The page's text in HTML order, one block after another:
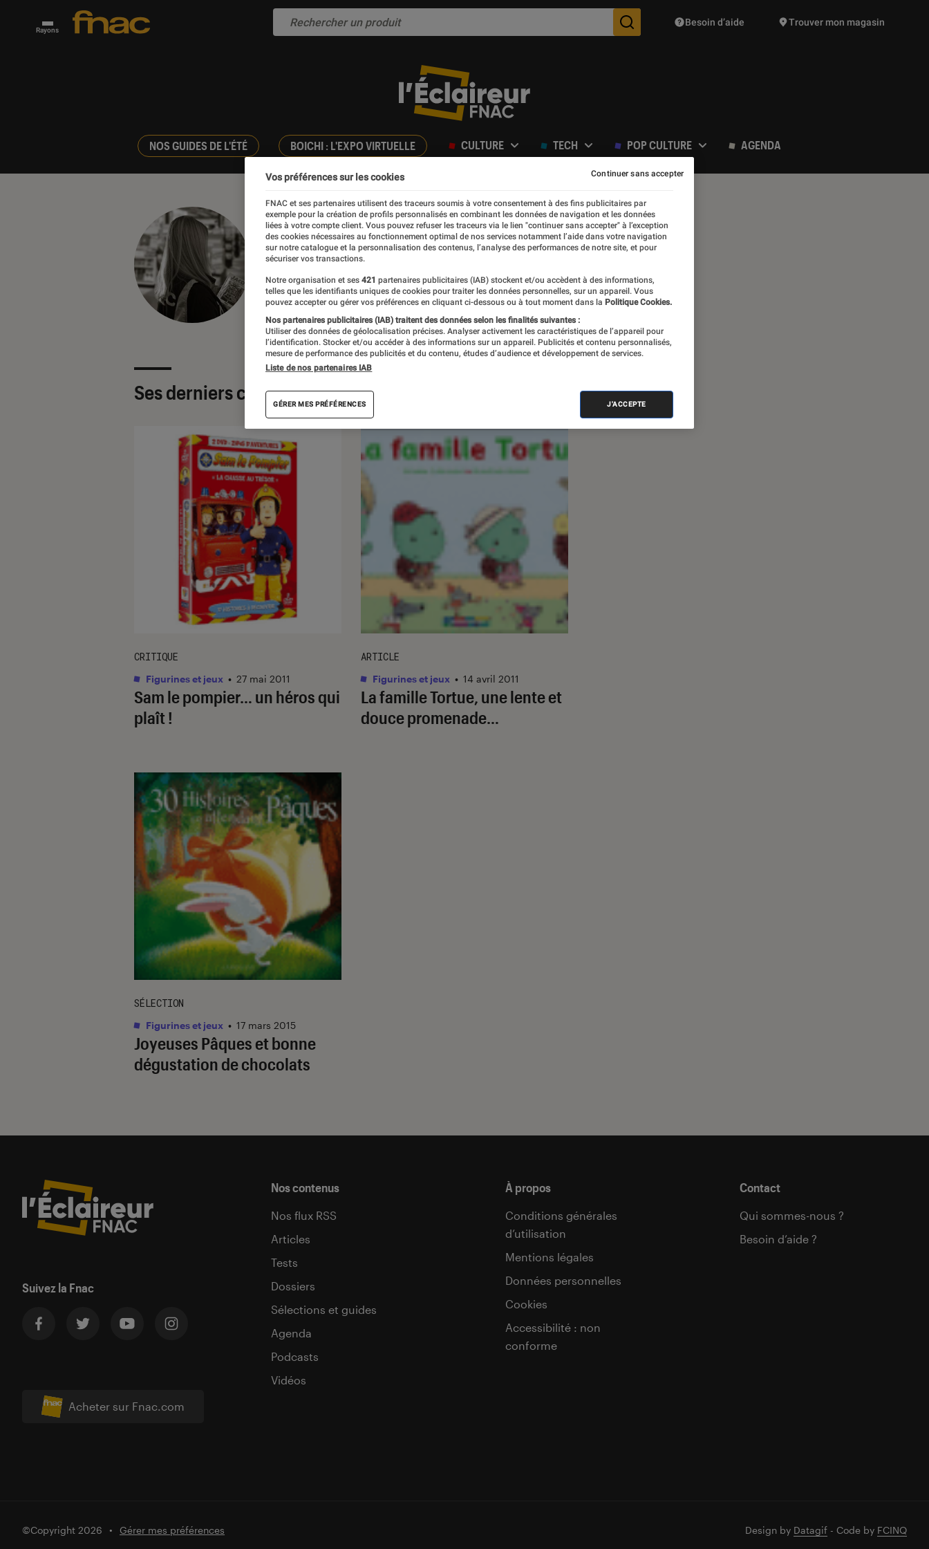
Rayons Des suggestions de produits vont vous être proposées
Besoin d’aide Trouver mon magasin
NOS GUIDES DE L'ÉTÉ BOICHI : L'EXPO VIRTUELLE CULTURE TECH POP CULTURE AGENDA
Poucinette
vendeuse Kids à Fnac Lyon Part-Dieu
Ses derniers contenus
Sam le pompier… un héros qui
plaît !
CRITIQUE
Figurines et jeux • 27 mai 2011
La famille Tortue, une lente et
douce promenade…
ARTICLE
Figurines et jeux • 14 avril 2011
Joyeuses Pâques et bonne
dégustation de chocolats
SÉLECTION
Figurines et jeux • 17 mars 2015
Suivez la Fnac
Acheter sur Fnac.com
Nos contenus
Nos flux RSS
Articles
Tests
Dossiers
Sélections et guides
Agenda
Podcasts
Vidéos
À propos
Conditions générales
d’utilisation
Mentions légales
Données personnelles
Cookies
Accessibilité : non
conforme
Contact
Qui sommes-nous ?
Besoin d’aide ?
©Copyright 2026 Gérer mes préférences Design by Datagif - Code by FCINQ
Vos préférences sur les cookies
FNAC et ses partenaires utilisent des traceurs soumis à votre consentement à des fins publicitaires par
exemple pour la création de profils personnalisés en combinant les données de navigation et les données
liées à votre compte client. Vous pouvez refuser les traceurs via le lien "continuer sans accepter" à l’exception
des cookies nécessaires au fonctionnement optimal de nos services notamment l’aide dans votre navigation
sur notre catalogue et la personnalisation des contenus, l’analyse des performances de notre site, et pour
sécuriser vos transactions.
Notre organisation et ses 421 partenaires publicitaires (IAB) stockent et/ou accèdent à des informations,
telles que les identifiants uniques de cookies pour traiter les données personnelles, sur un appareil. Vous
pouvez accepter ou gérer vos préférences en cliquant ci-dessous ou à tout moment dans la Politique Cookies.
Nos partenaires publicitaires (IAB) traitent des données selon les finalités suivantes :
Utiliser des données de géolocalisation précises. Analyser activement les caractéristiques de l’appareil pour
l’identification. Stocker et/ou accéder à des informations sur un appareil. Publicités et contenu personnalisés,
mesure de performance des publicités et du contenu, études d’audience et développement de services.
Liste de nos partenaires IAB
GÉRER MES PRÉFÉRENCES J'ACCEPTE
Continuer sans accepter